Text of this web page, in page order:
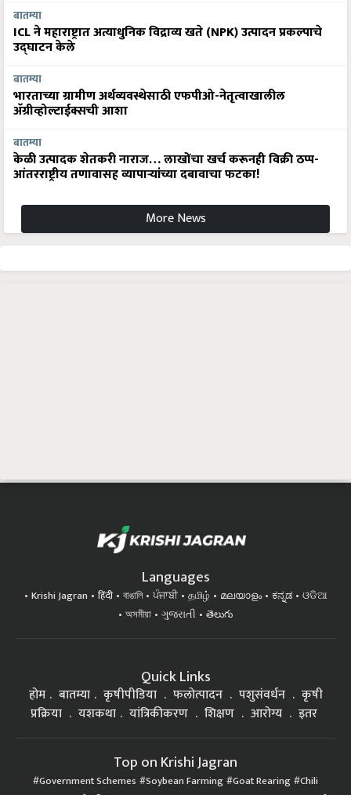
बातम्या
ICL ने महाराष्ट्रात अत्याधुनिक विद्राव्य खते (NPK) उत्पादन प्रकल्पाचे
उद्घाटन केले
बातम्या
भारताच्या ग्रामीण अर्थव्यवस्थेसाठी एफपीओ-नेतृत्वाखालील
अ‍ॅग्रीव्होल्टाईक्सची आशा
बातम्या
केळी उत्पादक शेतकरी नाराज… लाखोंचा खर्च करूनही विक्री ठप्प-
आंतरराष्ट्रीय तणावासह व्यापाऱ्यांच्या दबावाचा फटका!
More News
Languages
Krishi Jagran हिंदी বাঙালি ਪੰਜਾਬੀ தமிழ் മലയാളം ಕನ್ನಡ
ଓଡିଆ
অসমীয়া
ગુજરાતી తెలుగు
Quick Links
होम बातम्या कृषीपीडिया फलोत्पादन पशुसंवर्धन
कृषी
प्रक्रिया
यशकथा यांत्रिकीकरण शिक्षण आरोग्य इतर
Top on Krishi Jagran
Government Schemes Soybean Farming Goat Rearing Chili